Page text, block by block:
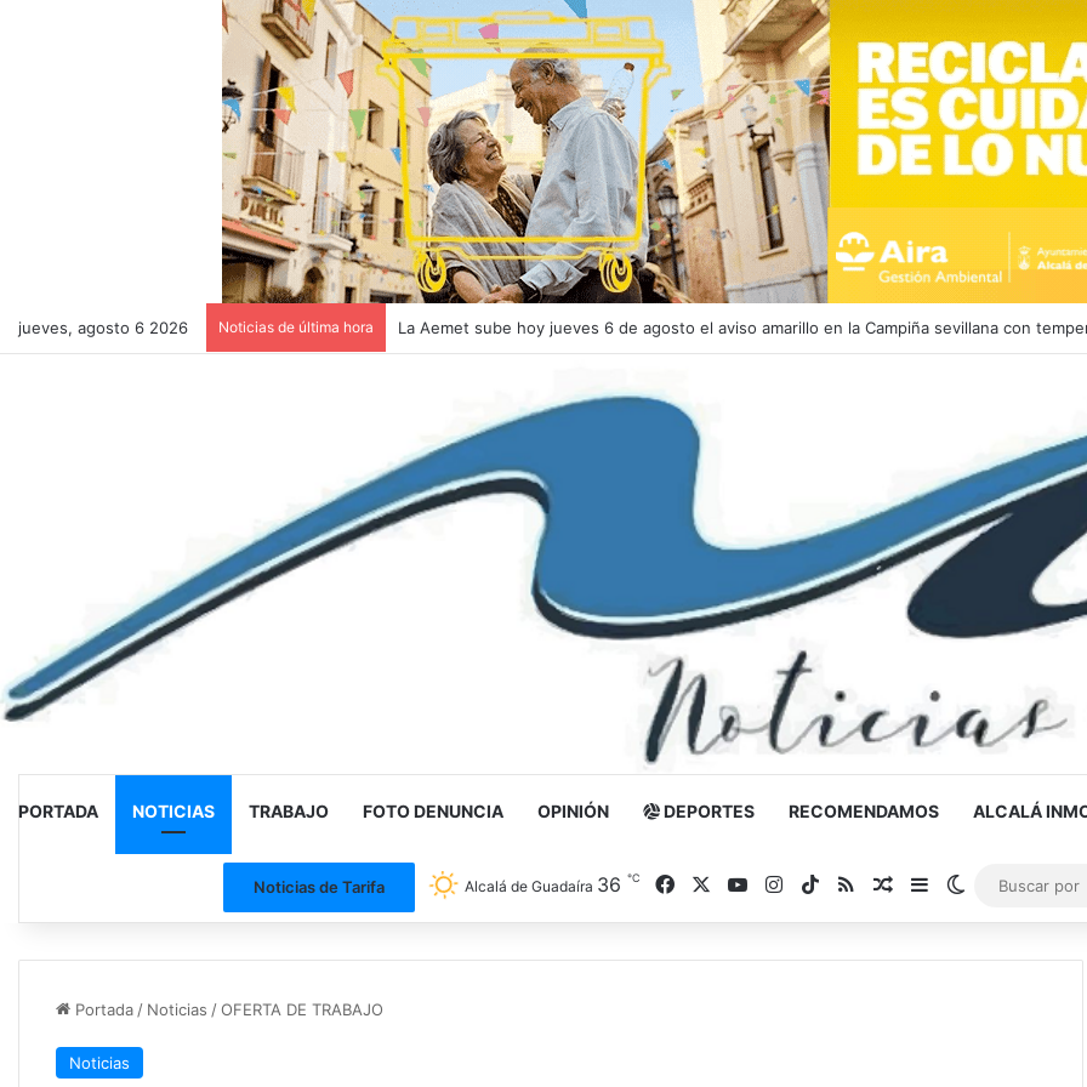
jueves, agosto 6 2026 Noticias de última hora
PORTADA NOTICIAS TRABAJO FOTO DENUNCIA OPINIÓN DEPORTES RECOMENDAMOS ALCALÁ
Noticias de Tarifa Alcalá de Guadaíra 36 ℃ FacebookYouTubeInstagram
TikTokRSSNoticia al azar
Barra lateral
Switch skin
Portada/ Noticias /OFERTA DE TRABAJO
Noticias